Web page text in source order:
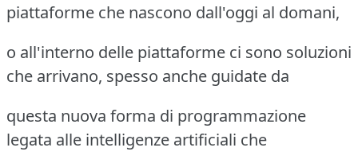
piattaforme che nascono dall'oggi al domani,
o all'interno delle piattaforme ci sono soluzioni
che arrivano, spesso anche guidate da
questa nuova forma di programmazione
legata alle intelligenze artificiali che